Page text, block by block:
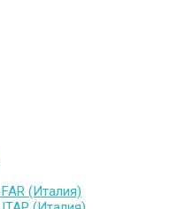
(Италия)